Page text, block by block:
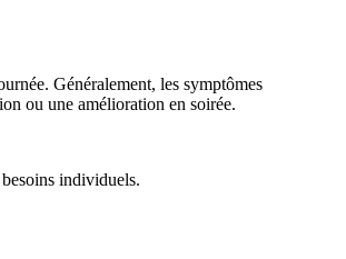
Généralement, les symptômes
ou une amélioration en soirée.
individuels.